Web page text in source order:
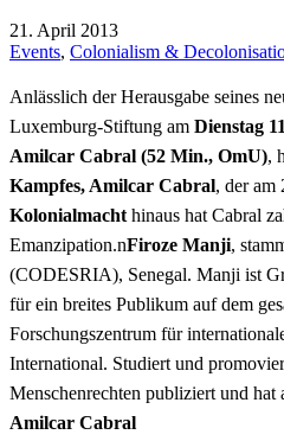
21. April 2013
Events, Colonialism &
Anlässlich der Herausgabe seines
Luxemburg-Stiftung am Dienstag
Amilcar Cabral (52 Min., OmU),
Kampfes, Amilcar Cabral, der am
Kolonialmacht hinaus hat Cabral
Emanzipation.nFiroze Manji,
(CODESRIA), Senegal. Manji ist
für ein breites Publikum auf dem
Forschungszentrum für
International. Studiert und
Menschenrechten publiziert und hat
Amilcar Cabral